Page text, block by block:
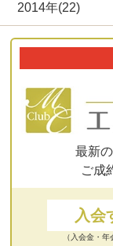
2014年(22)
最新
ご成
入会
（入会金・年